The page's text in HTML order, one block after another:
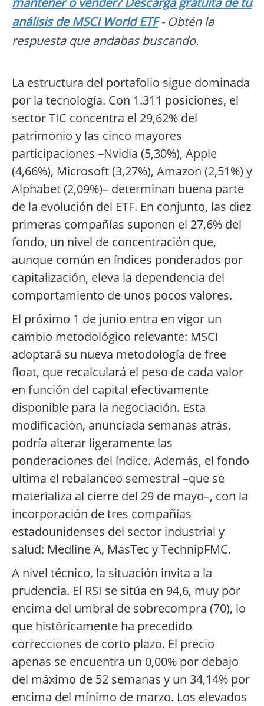
análisis de MSCI World ETF- Obtén la
respuesta que andabas buscando.
La estructura del portafolio sigue dominada
por la tecnología. Con 1.311 posiciones, el
sector TIC concentra el 29,62% del
patrimonio y las cinco mayores
participaciones –Nvidia (5,30%), Apple
(4,66%), Microsoft (3,27%), Amazon (2,51%) y
Alphabet (2,09%)– determinan buena parte
de la evolución del ETF. En conjunto, las diez
primeras compañías suponen el 27,6% del
fondo, un nivel de concentración que,
aunque común en índices ponderados por
capitalización, eleva la dependencia del
comportamiento de unos pocos valores.
El próximo 1 de junio entra en vigor un
cambio metodológico relevante: MSCI
adoptará su nueva metodología de free
float, que recalculará el peso de cada valor
en función del capital efectivamente
disponible para la negociación. Esta
modificación, anunciada semanas atrás,
podría alterar ligeramente las
ponderaciones del índice. Además, el fondo
ultima el rebalanceo semestral –que se
materializa al cierre del 29 de mayo–, con la
incorporación de tres compañías
estadounidenses del sector industrial y
salud: Medline A, MasTec y TechnipFMC.
A nivel técnico, la situación invita a la
prudencia. El RSI se sitúa en 94,6, muy por
encima del umbral de sobrecompra (70), lo
que históricamente ha precedido
correcciones de corto plazo. El precio
apenas se encuentra un 0,00% por debajo
del máximo de 52 semanas y un 34,14% por
encima del mínimo de marzo. Los elevados